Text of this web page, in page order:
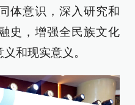
体意识，深入研究和
史，增强全民族文化
和现实意义。